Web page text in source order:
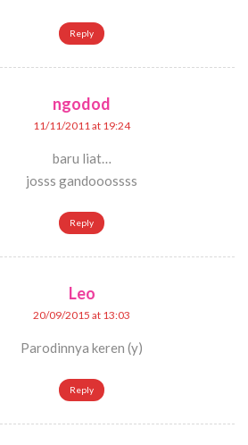
Reply
ngodod
11/11/2011 at 19:24
baru liat…
josss gandooossss
Reply
Leo
20/09/2015 at 13:03
Parodinnya keren (y)
Reply